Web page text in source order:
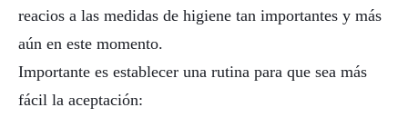
reacios a las medidas de higiene tan importantes y más
aún en este momento.
Importante es establecer una rutina para que sea más
fácil la aceptación: